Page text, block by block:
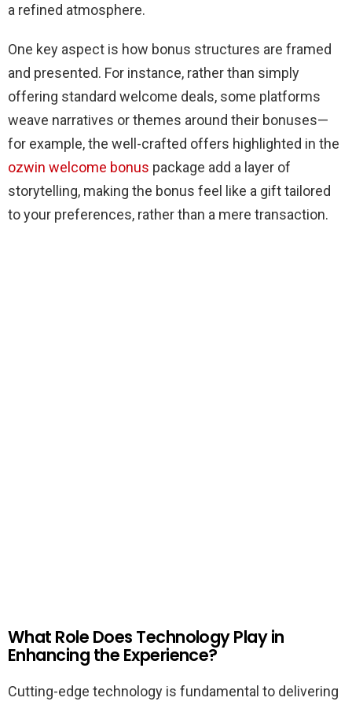
a refined atmosphere.
One key aspect is how bonus structures are framed
and presented. For instance, rather than simply
offering standard welcome deals, some platforms
weave narratives or themes around their bonuses—
for example, the well-crafted offers highlighted in the
ozwin welcome bonus package add a layer of
storytelling, making the bonus feel like a gift tailored
to your preferences, rather than a mere transaction.
What Role Does Technology Play in
Enhancing the Experience?
Cutting-edge technology is fundamental to delivering